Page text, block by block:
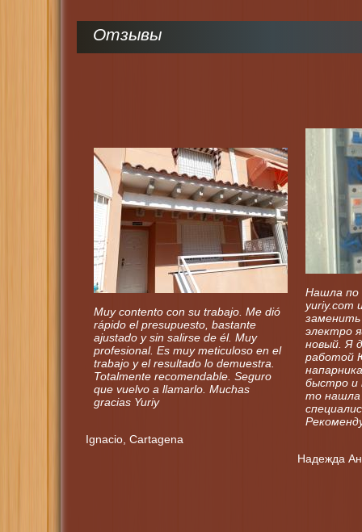
Отзывы
Muy contento con su trabajo. Me dió
rápido el presupuesto, bastante
ajustado y sin salirse de él. Muy
profesional. Es muy meticuloso en el
trabajo y el resultado lo demuestra.
Totalmente recomendable. Seguro
que vuelvo a llamarlo. Muchas
gracias Yuriy
Ignacio, Cartagena
Нашла по
yuriy.com
электро
новый. Я
работой
быстро и
то нашла
Надежда